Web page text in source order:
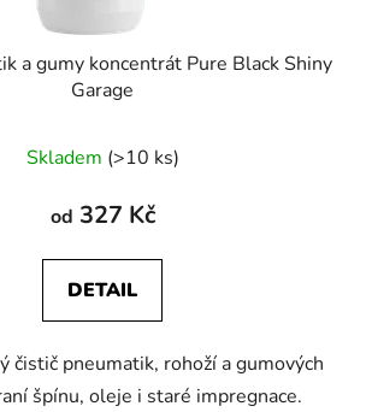
a gumy koncentrát Pure Black Shiny
Garage
Skladem (>10 ks)
od 327 Kč
DETAIL
čistič pneumatik, rohoží a gumových
špínu, oleje i staré impregnace.